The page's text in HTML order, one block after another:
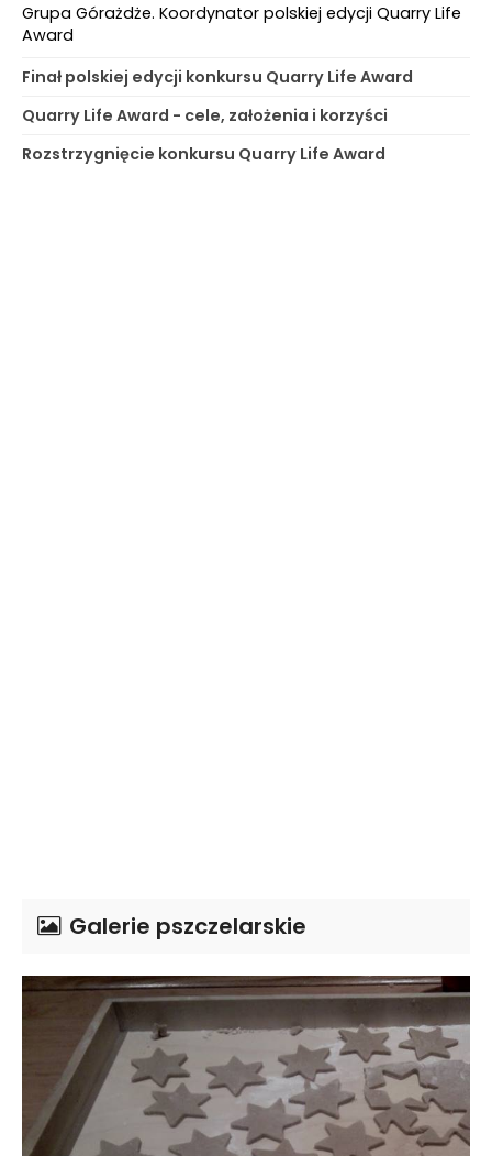
Grupa Górażdże. Koordynator polskiej edycji Quarry Life
Award
Finał polskiej edycji konkursu Quarry Life Award
Quarry Life Award - cele, założenia i korzyści
Rozstrzygnięcie konkursu Quarry Life Award
Galerie pszczelarskie